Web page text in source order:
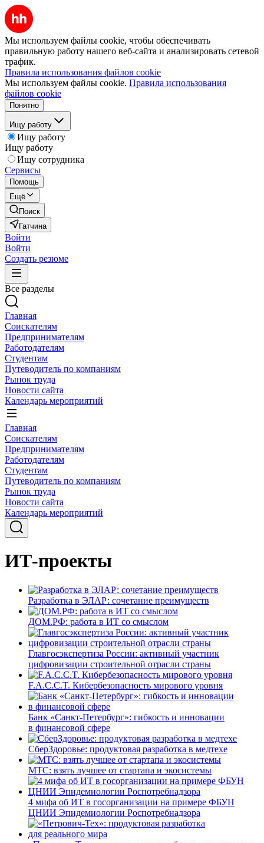
Мы используем файлы cookie, чтобы обеспечивать
правильную работу нашего веб-сайта и анализировать сетевой
трафик.
Правила использования файлов cookie
Мы используем файлы cookie. Правила использования
файлов cookie
Понятно
Ищу работу
Ищу работу
Ищу работу
Ищу сотрудника
Сервисы
Помощь
Ещё
Поиск
Гатчина
Войти
Войти
Создать резюме
Все разделы
Главная
Соискателям
Предпринимателям
Работодателям
Студентам
Путеводитель по компаниям
Рынок труда
Новости сайта
Календарь мероприятий
Главная
Соискателям
Предпринимателям
Работодателям
Студентам
Путеводитель по компаниям
Рынок труда
Новости сайта
Календарь мероприятий
ИТ-проекты
Разработка в ЭЛАР: сочетание преимуществ
ДОМ.РФ: работа в ИТ со смыслом
Главгосэкспертиза России: активный участник
цифровизации строительной отрасли страны
F.A.C.C.T. Кибербезопасность мирового уровня
Банк «Санкт-Петербург»: гибкость и инновации
в финансовой сфере
СберЗдоровье: продуктовая разработка в медтехе
МТС: взять лучшее от стартапа и экосистемы
4 мифа об ИТ в госорганизации на примере ФБУН
ЦНИИ Эпидемиологии Роспотребнадзора